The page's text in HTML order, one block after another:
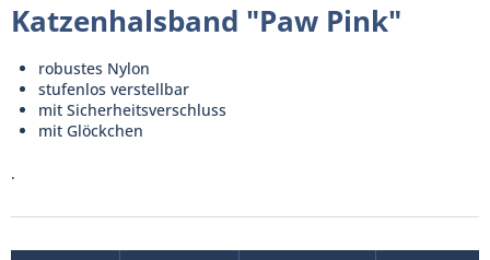
Katzenhalsband "Paw Pink"
robustes Nylon
stufenlos verstellbar
mit Sicherheitsverschluss
mit Glöckchen
.